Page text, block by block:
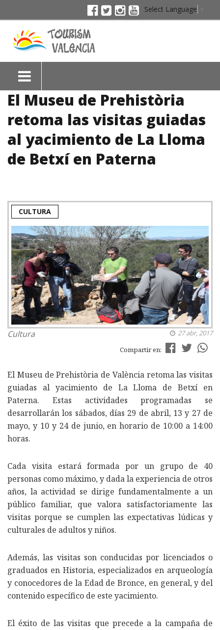
Select Language
El Museu de Prehistòria
retoma las visitas guiadas
al yacimiento de La Lloma
de Betxí en Paterna
CULTURA
Cultura
27 abr, 2017
Compartir en:
El Museu de Prehistòria de València retoma las visitas
guiadas al yacimiento de La Lloma de Betxí en
Paterna. Estas actividades programadas se
desarrollarán los sábados, días 29 de abril, 13 y 27 de
mayo, y 10 y 24 de junio, en horario de 10:00 a 14:00
horas.
Cada visita estará formada por un grupo de 40
personas como máximo, y dada la experiencia de otros
años, la actividad se dirige fundamentalmente a un
público familiar, que valora satisfactoriamente las
visitas porque se cumplen las expectativas lúdicas y
culturales de adultos y niños.
Además, las visitas son conducidas por licenciados o
graduados en Historia, especializados en arqueología
y conocedores de la Edad de Bronce, en general, y del
contenido específico de este yacimiento.
El éxito de las visitas que precede a la campaña de